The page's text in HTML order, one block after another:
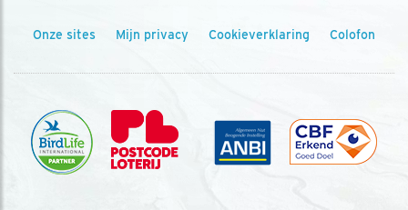
Onze sites Mijn privacy Cookieverklaring Colofon